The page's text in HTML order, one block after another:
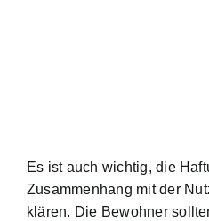
Es ist auch wichtig, die
Zusammenhang mit der
klären. Die Bewohner